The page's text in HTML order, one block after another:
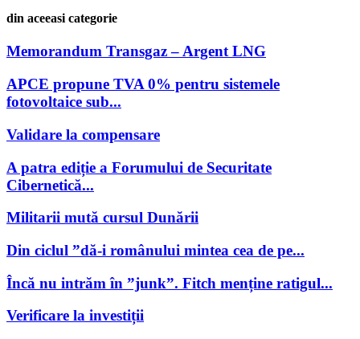
din aceeasi categorie
Memorandum Transgaz – Argent LNG
APCE propune TVA 0% pentru sistemele
fotovoltaice sub...
Validare la compensare
A patra ediție a Forumului de Securitate
Cibernetică...
Militarii mută cursul Dunării
Din ciclul ”dă-i românului mintea cea de pe...
Încă nu intrăm în ”junk”. Fitch menține ratigul...
Verificare la investiții